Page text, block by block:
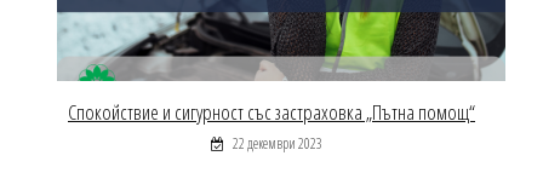
Спокойствие и сигурност със застраховка „Пътна помощ“
22 декември 2023